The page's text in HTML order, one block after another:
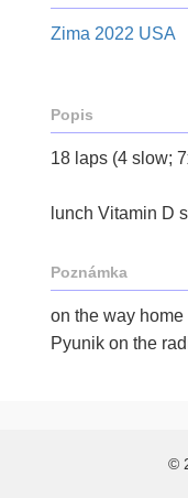
Zima 2022 USA
Popis
18 laps (4 slow;
lunch Vitamin D
Poznámka
on the way
Pyunik on the
©